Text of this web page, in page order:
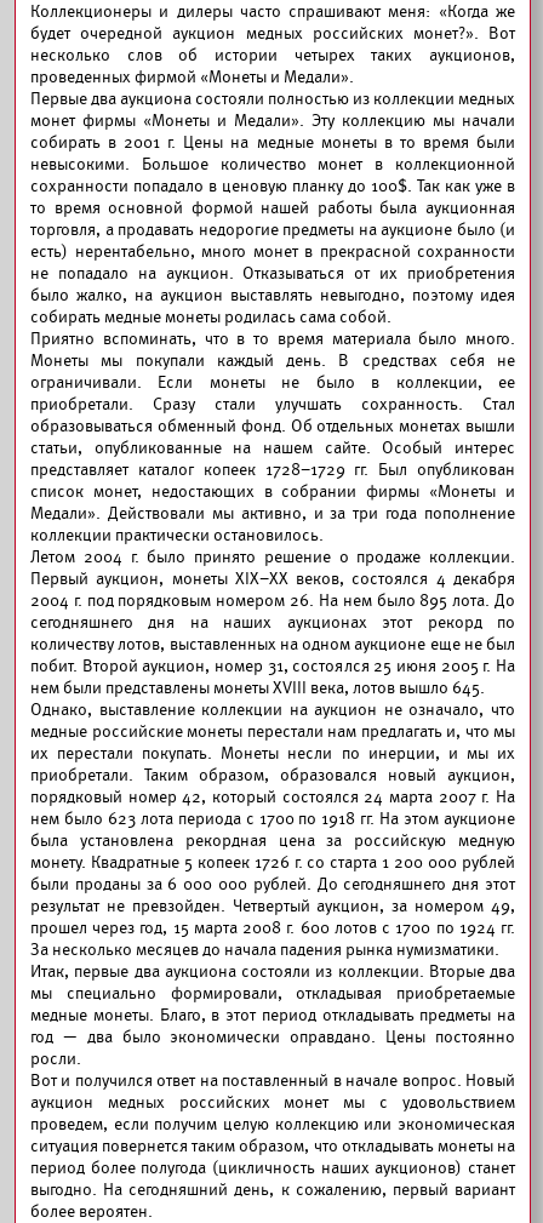
Коллекционеры и дилеры часто спрашивают меня: «Когда же
будет очередной аукцион медных российских монет?». Вот
несколько слов об истории четырех таких аукционов,
проведенных фирмой «Монеты и Медали».
Первые два аукциона состояли полностью из коллекции медных
монет фирмы «Монеты и Медали». Эту коллекцию мы начали
собирать в 2001 г. Цены на медные монеты в то время были
невысокими. Большое количество монет в коллекционной
сохранности попадало в ценовую планку до 100$. Так как уже в
то время основной формой нашей работы была аукционная
торговля, а продавать недорогие предметы на аукционе было (и
есть) нерентабельно, много монет в прекрасной сохранности
не попадало на аукцион. Отказываться от их приобретения
было жалко, на аукцион выставлять невыгодно, поэтому идея
собирать медные монеты родилась сама собой.
Приятно вспоминать, что в то время материала было много.
Монеты мы покупали каждый день. В средствах себя не
ограничивали. Если монеты не было в коллекции, ее
приобретали. Сразу стали улучшать сохранность. Стал
образовываться обменный фонд. Об отдельных монетах вышли
статьи, опубликованные на нашем сайте. Особый интерес
представляет каталог копеек 1728–1729 гг. Был опубликован
список монет, недостающих в собрании фирмы «Монеты и
Медали». Действовали мы активно, и за три года пополнение
коллекции практически остановилось.
Летом 2004 г. было принято решение о продаже коллекции.
Первый аукцион, монеты XIX–XX веков, состоялся 4 декабря
2004 г. под порядковым номером 26. На нем было 895 лота. До
сегодняшнего дня на наших аукционах этот рекорд по
количеству лотов, выставленных на одном аукционе еще не был
побит. Второй аукцион, номер 31, состоялся 25 июня 2005 г. На
нем были представлены монеты XVIII века, лотов вышло 645.
Однако, выставление коллекции на аукцион не означало, что
медные российские монеты перестали нам предлагать и, что мы
их перестали покупать. Монеты несли по инерции, и мы их
приобретали. Таким образом, образовался новый аукцион,
порядковый номер 42, который состоялся 24 марта 2007 г. На
нем было 623 лота периода с 1700 по 1918 гг. На этом аукционе
была установлена рекордная цена за российскую медную
монету. Квадратные 5 копеек 1726 г. со старта 1 200 000 рублей
были проданы за 6 000 000 рублей. До сегодняшнего дня этот
результат не превзойден. Четвертый аукцион, за номером 49,
прошел через год, 15 марта 2008 г. 600 лотов с 1700 по 1924 гг.
За несколько месяцев до начала падения рынка нумизматики.
Итак, первые два аукциона состояли из коллекции. Вторые два
мы специально формировали, откладывая приобретаемые
медные монеты. Благо, в этот период откладывать предметы на
год — два было экономически оправдано. Цены постоянно
росли.
Вот и получился ответ на поставленный в начале вопрос. Новый
аукцион медных российских монет мы с удовольствием
проведем, если получим целую коллекцию или экономическая
ситуация повернется таким образом, что откладывать монеты на
период более полугода (цикличность наших аукционов) станет
выгодно. На сегодняшний день, к сожалению, первый вариант
более вероятен.